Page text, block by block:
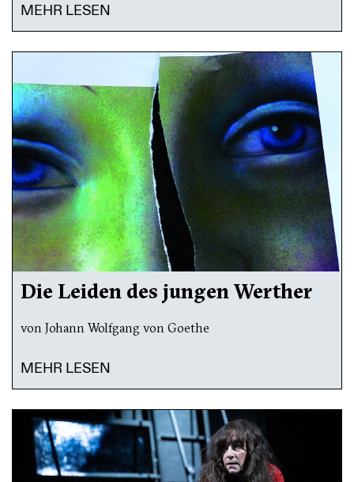
MEHR LESEN
Die Leiden des jungen Werther
von Johann Wolfgang von Goethe
MEHR LESEN